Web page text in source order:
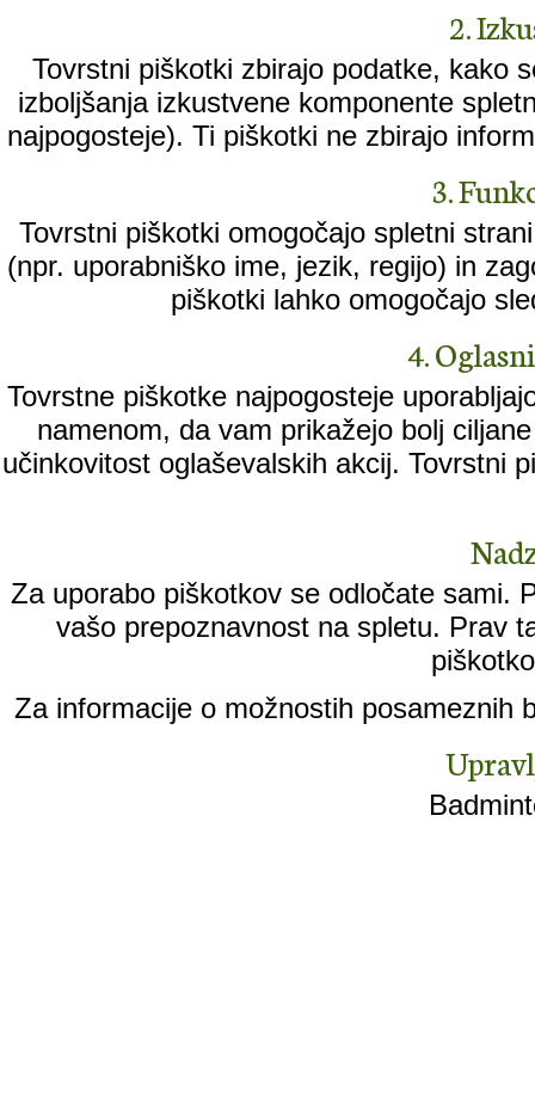
2.
Tovrstni piškotki zbirajo podatke, kako
izboljšanja izkustvene komponente
najpogosteje). Ti piškotki ne zbirajo
3.
Tovrstni piškotki omogočajo spletni
(npr. uporabniško ime, jezik, regijo) in
piškotki lahko omogočajo
4.
Tovrstne piškotke najpogosteje
namenom, da vam prikažejo bolj
učinkovitost oglaševalskih akcij. Tovrstni
Za uporabo piškotkov se odločate sami.
vašo prepoznavnost na spletu. Prav
Za informacije o možnostih posameznih